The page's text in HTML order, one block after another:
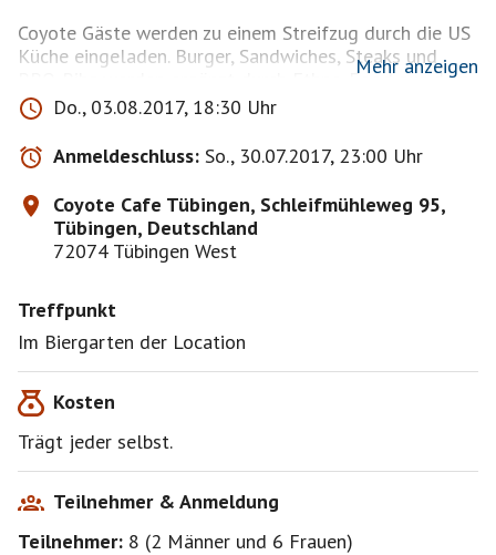
Coyote Gäste werden zu einem Streifzug durch die US
Küche eingeladen. Burger, Sandwiches, Steaks und
BBQ Ribs werden ergänzt durch Ethno-Food aus dem
texanisch-mexikanischem Bereich.
Ergänzt wird der Besuch von einer großen Auswahl an
Cocktails mit langen Happy-Hour Zeiten.
Parkplätze gibt es meist kostenfrei in unmittelbarer
Nähe und direkt vor der Location.
Mehr anzeigen
Do., 03.08.2017, 18:30 Uhr
Anmeldeschluss: So., 30.07.2017, 23:00 Uhr
Coyote Cafe Tübingen, Schleifmühleweg 95,
Tübingen, Deutschland
72074 Tübingen West
Treffpunkt
Im Biergarten der Location
Kosten
Trägt jeder selbst.
Teilnehmer & Anmeldung
Teilnehmer: 8 (2 Männer und 6 Frauen)